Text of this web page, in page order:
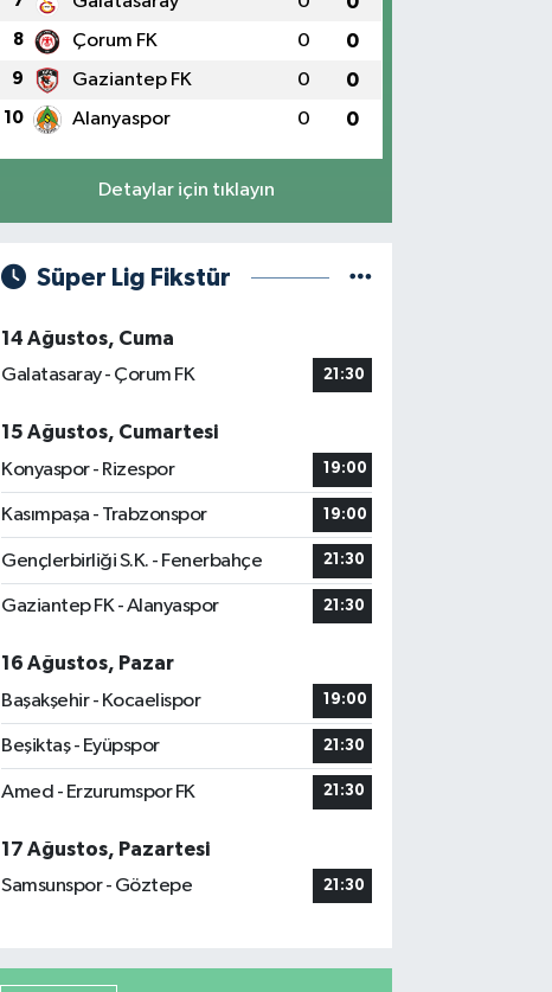
8 Çorum FK 0 0
9 Gaziantep FK 0 0
10 Alanyaspor 0 0
Detaylar için tıklayın
Süper Lig Fikstür
14 Ağustos, Cuma
Galatasaray - Çorum FK
21:30
15 Ağustos, Cumartesi
Konyaspor - Rizespor
19:00
Kasımpaşa - Trabzonspor 19:00
Gençlerbirliği S.K. - Fenerbahçe 21:30
Gaziantep FK - Alanyaspor 21:30
16 Ağustos, Pazar
Başakşehir - Kocaelispor
19:00
Beşiktaş - Eyüpspor 21:30
Amed - Erzurumspor FK 21:30
17 Ağustos, Pazartesi
Samsunspor - Göztepe
21:30